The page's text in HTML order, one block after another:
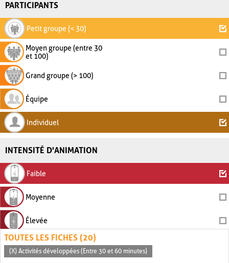
PARTICIPANTS
Petit groupe (< 30)
Moyen groupe (entre 30
et 100)
Grand groupe (> 100)
Équipe
Individuel
INTENSITÉ D'ANIMATION
Faible
Moyenne
Élevée
TOUTES LES FICHES (20)
(X) Activités développées (Entre 30 et 60 minutes)